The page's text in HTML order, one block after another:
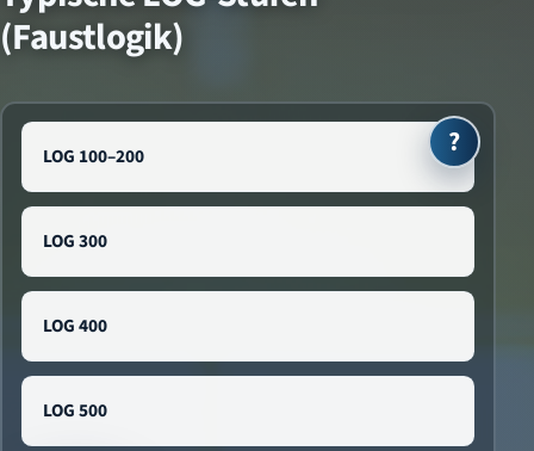
(Faustlogik)
LOG 100–200
LOG 300
LOG 400
LOG 500